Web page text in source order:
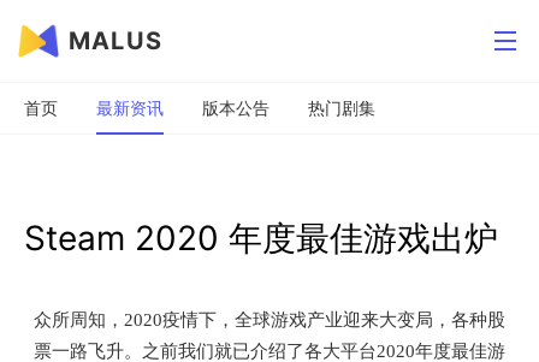
MALUS
首页 最新资讯 版本公告 热门剧集
Steam 2020 年度最佳游戏出炉
众所周知，2020疫情下，全球游戏产业迎来大变局，各种股
票一路飞升。之前我们就已介绍了各大平台2020年度最佳游